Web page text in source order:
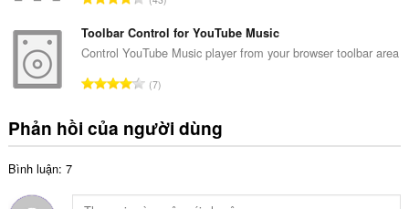
ạ
n
g
ế
p
h
ạ
g
:
n
g
ố
ế
p
n
Toolbar Control for YouTube Music
Control YouTube Music player from your browser toolbar area
T
g
x
7
Phản hồi của người dùng
Bình luận: 7